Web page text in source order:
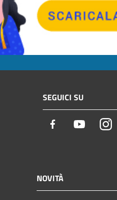
SEGUICI SU
Facebook Youtube
NOVITÀ